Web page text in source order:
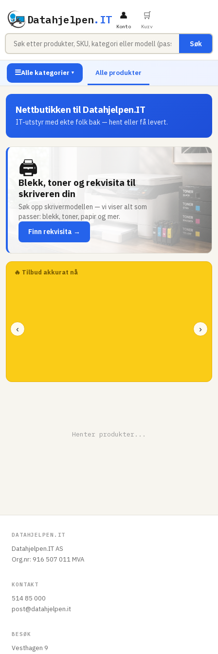
Datahjelpen.IT
Søk
👤
Konto
🛒
Kurv
☰Alle kategorier ▼ Alle produkter
Nettbutikken til Datahjelpen.IT
IT-utstyr med ekte folk bak — hent eller få levert.
🖨
Blekk, toner og rekvisita til
skriveren din
Søk opp skrivermodellen — vi viser alt som
passer: blekk, toner, papir og mer.
Finn rekvisita →
🔥 Tilbud akkurat nå
‹ ›
Henter produkter...
DATAHJELPEN.IT
Datahjelpen.IT AS
Org.nr: 916 507 011 MVA
KONTAKT
514 85 000
post@datahjelpen.it
BESØK
Vesthagen 9